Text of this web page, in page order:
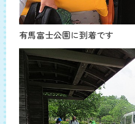
有馬富士公園に到着です